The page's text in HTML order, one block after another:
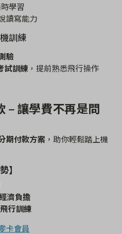
學習
讀寫能力
訓練
驗
試訓練 ，提前熟悉飛行操作
– 讓學費不再是問
期付款方案 ，助你輕鬆踏上機
】
濟負擔
行訓練
卡會員